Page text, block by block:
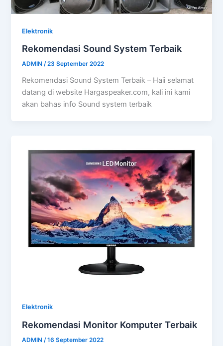
Elektronik
Rekomendasi Sound System Terbaik
ADMIN/23 September 2022
Rekomendasi Sound System Terbaik – Haii selamat
datang di website Hargaspeaker.com, kali ini kami
akan bahas info Sound system terbaik
Elektronik
Rekomendasi Monitor Komputer Terbaik
ADMIN /16 September 2022